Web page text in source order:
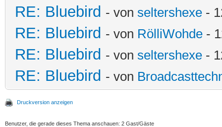
RE: Bluebird - von seltershexe -
RE: Bluebird - von RölliWohde -
RE: Bluebird - von seltershexe -
RE: Bluebird - von
Druckversion anzeigen
Benutzer, die gerade dieses Thema anschauen: 2 Gast/Gäste